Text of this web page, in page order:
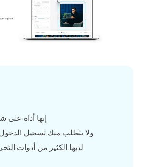
إنها أداة على
ولا يتطلب منك تسجيل
لديها الكثير من أدوات